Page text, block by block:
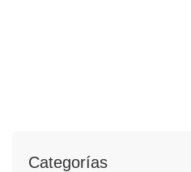
Categorías